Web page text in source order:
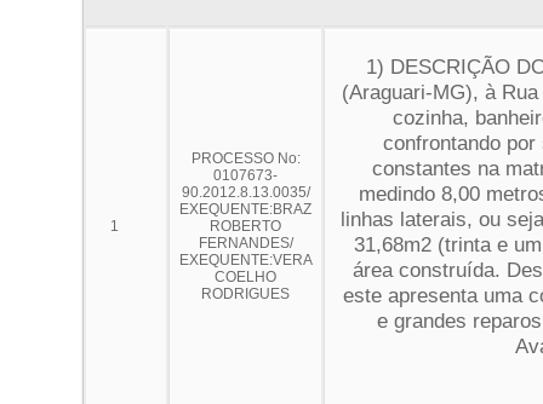
1
PROCESSO No:
0107673-
90.2012.8.13.0035/
EXEQUENTE:BRAZ
ROBERTO
FERNANDES/
EXEQUENTE:VERA
COELHO
RODRIGUES
1) DESCRIÇÃO
(Araguari-MG), à
cozinha,
confrontando
constantes na
medindo 8,00
linhas laterais, ou
31,68m2 (trinta e
área construída.
este apresenta uma
e grandes